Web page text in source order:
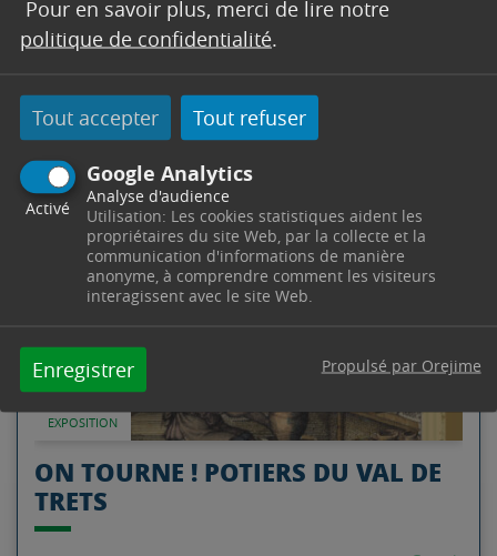
Pour en savoir plus, merci de lire notre
politique de confidentialité.
Tout accepter Tout refuser
Google Analytics
Activé
Analyse d'audience
Utilisation: Les cookies statistiques aident les
propriétaires du site Web, par la collecte et la
communication d'informations de manière
anonyme, à comprendre comment les visiteurs
interagissent avec le site Web.
Enregistrer Propulsé par Orejime
AGENDA
EXPOSITION
24 Juin
ON TOURNE ! POTIERS DU VAL DE
TRETS
Lire l'article